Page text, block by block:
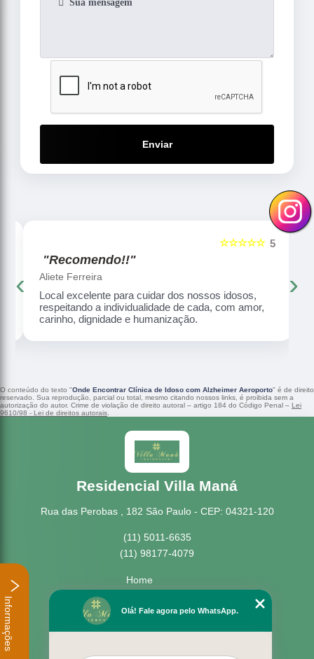
Enviar
5
☆☆☆☆☆
"Recomendo!!"
Aliete Ferreira
Local excelente para cuidar dos nossos idosos,
respeitando a individualidade de cada, com amor,
carinho, dignidade e humanização.
‹ ›
O conteúdo do texto "Onde Encontrar Clínica de Idoso com Alzheimer Aeroporto" é de direito
reservado. Sua reprodução, parcial ou total, mesmo citando nossos links, é proibida sem a
autorização do autor. Crime de violação de direito autoral – artigo 184 do Código Penal – Lei
9610/98 - Lei de direitos autorais
Residencial Villa Maná
Rua das Perobas , 182 São Paulo - CEP: 04321-120
(11) 5011-6635
(11) 98177-4079
Home
Missão
Olá! Fale agora pelo WhatsApp.
Informações